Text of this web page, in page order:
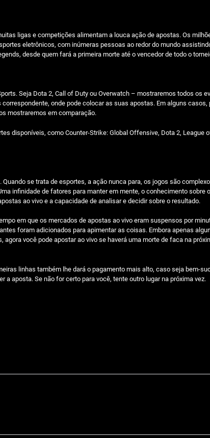
ligas e competições alimentam a louca ação de apostas. Os
eletrônicos, com inúmeras pessoas ao redor do mundo
desde quem fará a primeira morte até o vencedor de todo o
Seja Dota 2, Call of Duty ou Overwatch – mostraremos todos os
onde pode colocar as suas apostas. Em alguns
mostraremos em comparação.
disponíveis, como Counter-Strike: Global Offensive, Dota 2, League
se trata de esportes, a ação nunca para, os jogos são
infinidade de fatores para manter em mente, o conhecimento
ao vivo e a capacidade de analisar e decidir sobre o resultado.
em que os mercados de apostas ao vivo eram suspensos por
foram adicionados para apimentar as coisas. Embora apenas
você pode apostar ao vivo se haverá uma morte de faca na
linhas também lhe dará o pagamento mais alto, caso seja bem-
aposta. Se não for certo para você, tente outro lugar na próxima vez.